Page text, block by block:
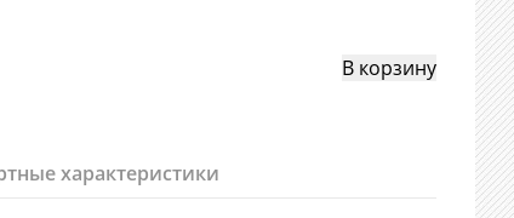
характеристики